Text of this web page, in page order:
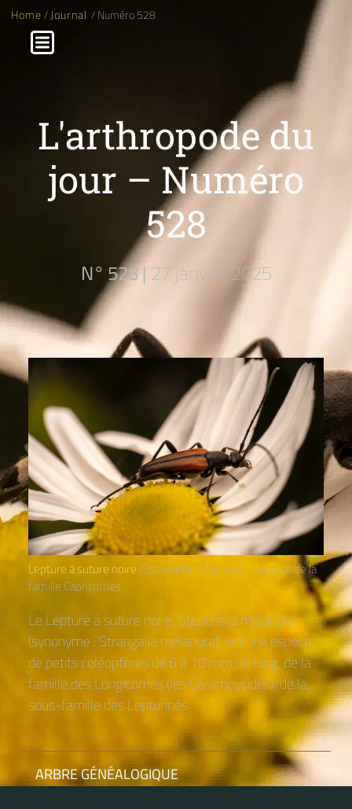
Home/Journal / Numéro 528
L'arthropode du
jour – Numéro
528
N° 528 | 27 janvier 2025
Lepture à suture noire (Stenurella melanura) – espèce de la
famille Capricornes
Le Lepture à suture noire, Stenurella melanura
(synonyme : Strangalia melanura), est une espèce
de petits coléoptères de 6 à 10 mm de long, de la
famille des Longicornes (les Cérambycidés), de la
sous-famille des Lepturinés.
ARBRE GÉNÉALOGIQUE